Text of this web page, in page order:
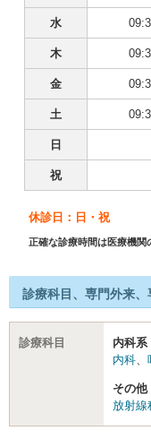
水
木
金
土
日
祝
休診日：日・祝
正確な診療時間は医療機関
診療科目、専門外来
診療科目
内科系
内科、
その他
放射線